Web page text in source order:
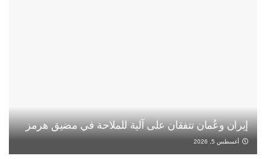
إيران وعُمان تتفقان على آلية للملاحة في مضيق هرمز
أغسطس 5, 2026